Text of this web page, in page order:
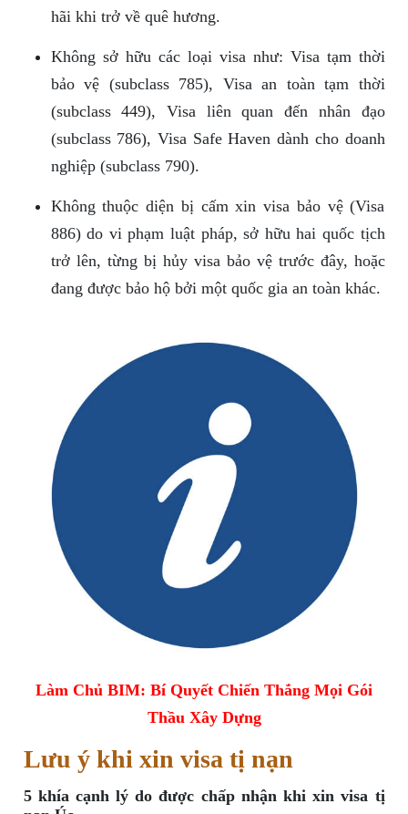
hãi khi trở về quê hương.
Không sở hữu các loại visa như: Visa tạm thời
bảo vệ (subclass 785), Visa an toàn tạm thời
(subclass 449), Visa liên quan đến nhân đạo
(subclass 786), Visa Safe Haven dành cho doanh
nghiệp (subclass 790).
Không thuộc diện bị cấm xin visa bảo vệ (Visa
886) do vi phạm luật pháp, sở hữu hai quốc tịch
trở lên, từng bị hủy visa bảo vệ trước đây, hoặc
đang được bảo hộ bởi một quốc gia an toàn khác.
Làm Chủ BIM: Bí Quyết Chiến Thắng Mọi Gói
Thầu Xây Dựng
Lưu ý khi xin visa tị nạn
5 khía cạnh lý do được chấp nhận khi xin visa tị